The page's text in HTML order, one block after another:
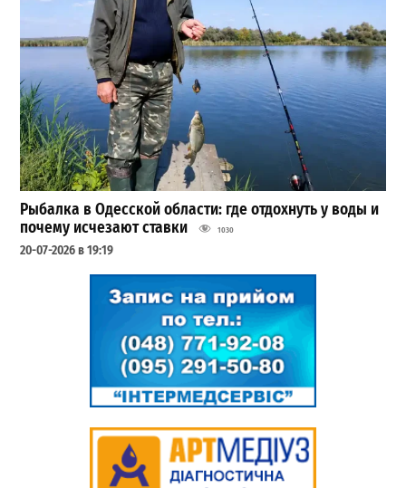
Рыбалка в Одесской области: где отдохнуть у воды и
почему исчезают ставки
1030
20-07-2026 в 19:19